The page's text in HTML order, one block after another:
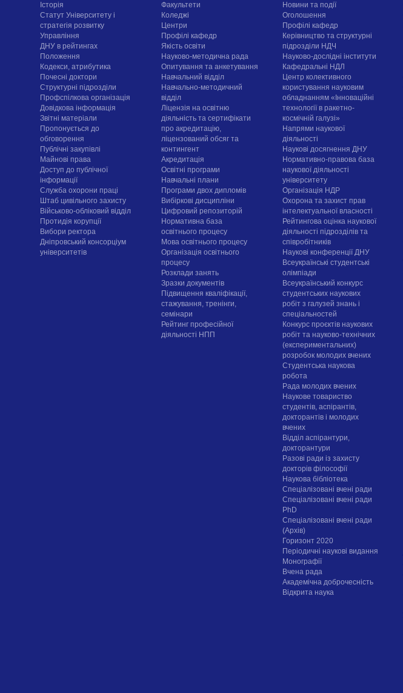
Історія
Статут Університету і
стратегія розвитку
Управління
ДНУ в рейтингах
Положення
Кодекси, атрибутика
Почесні доктори
Структурні підрозділи
Профспілкова організація
Довідкова інформація
Звітні матеріали
Пропонується до
обговорення
Публічні закупівлі
Майнові права
Доступ до публічної
інформації
Служба охорони праці
Штаб цивільного захисту
Військово-обліковий відділ
Протидія корупції
Вибори ректора
Дніпровський консорціум
університетів
Факультети
Коледжі
Центри
Профілі кафедр
Якість освіти
Науково-методична рада
Опитування та анкетування
Навчальний відділ
Навчально-методичний
відділ
Ліцензія на освітню
діяльність та сертифікати
про акредитацію,
ліцензований обсяг та
контингент
Акредитація
Освітні програми
Навчальні плани
Програми двох дипломів
Вибіркові дисципліни
Цифровий репозиторій
Нормативна база
освітнього процесу
Мова освітнього процесу
Організація освітнього
процесу
Розклади занять
Зразки документів
Підвищення кваліфікації,
стажування, тренінги,
семінари
Рейтинг професійної
діяльності НПП
Новини та події
Оголошення
Профілі кафедр
Керівництво та структурні
підрозділи НДЧ
Науково-дослідні інститути
Кафедральні НДЛ
Центр колективного
користування науковим
обладнанням «Інноваційні
технології в ракетно-
космічній галузі»
Напрями наукової
діяльності
Наукові досягнення ДНУ
Нормативно-правова база
наукової діяльності
університету
Організація НДР
Охорона та захист прав
інтелектуальної власності
Рейтингова оцінка наукової
діяльності підрозділів та
співробітників
Наукові конференції ДНУ
Всеукраїнські студентські
олімпіади
Всеукраїнський конкурс
студентських наукових
робіт з галузей знань і
спеціальностей
Конкурс проєктів наукових
робіт та науково-технічних
(експериментальних)
розробок молодих вчених
Студентська наукова
робота
Рада молодих вчених
Наукове товариство
студентів, аспірантів,
докторантів і молодих
вчених
Відділ аспірантури,
докторантури
Разові ради із захисту
докторів філософії
Наукова бібліотека
Спеціалізовані вчені ради
Спеціалізовані вчені ради
PhD
Спеціалізовані вчені ради
(Архів)
Горизонт 2020
Періодичні наукові видання
Монографії
Вчена рада
Академічна доброчесність
Відкрита наука